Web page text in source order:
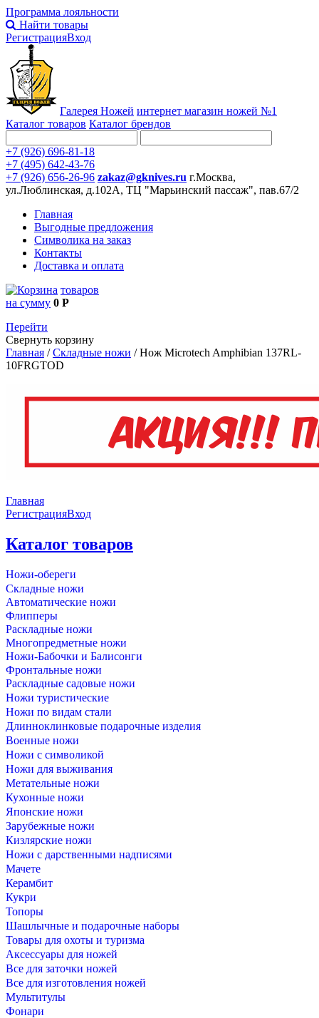
Программа лояльности
Найти товары
РегистрацияВход
Галерея Ножей интернет магазин ножей №1
Каталог товаров Каталог брендов
+7 (926) 696-81-18
+7 (495) 642-43-76
+7 (926) 656-26-96 zakaz@gknives.ru г.Москва,
ул.Люблинская, д.102А, ТЦ "Марьинский пассаж", пав.67/2
Главная
Выгодные предложения
Символика на заказ
Контакты
Доставка и оплата
товаров
на сумму 0 Р
Перейти
Свернуть корзину
Главная /Складные ножи /Нож Microtech Amphibian 137RL-
10FRGTOD
Главная
РегистрацияВход
Каталог товаров
Ножи-обереги
Складные ножи
Автоматические ножи
Флипперы
Раскладные ножи
Многопредметные ножи
Ножи-Бабочки и Балисонги
Фронтальные ножи
Раскладные садовые ножи
Ножи туристические
Ножи по видам стали
Длинноклинковые подарочные изделия
Военные ножи
Ножи с символикой
Ножи для выживания
Метательные ножи
Кухонные ножи
Японские ножи
Зарубежные ножи
Кизлярские ножи
Ножи с дарственными надписями
Мачете
Керамбит
Кукри
Топоры
Шашлычные и подарочные наборы
Товары для охоты и туризма
Аксессуары для ножей
Все для заточки ножей
Все для изготовления ножей
Мультитулы
Фонари